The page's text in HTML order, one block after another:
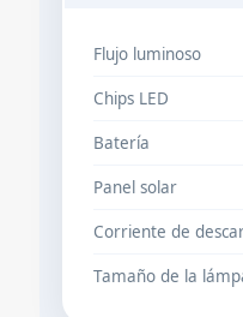
Flujo luminoso
Chips LED
Batería
Panel solar
Corriente de
Tamaño de la